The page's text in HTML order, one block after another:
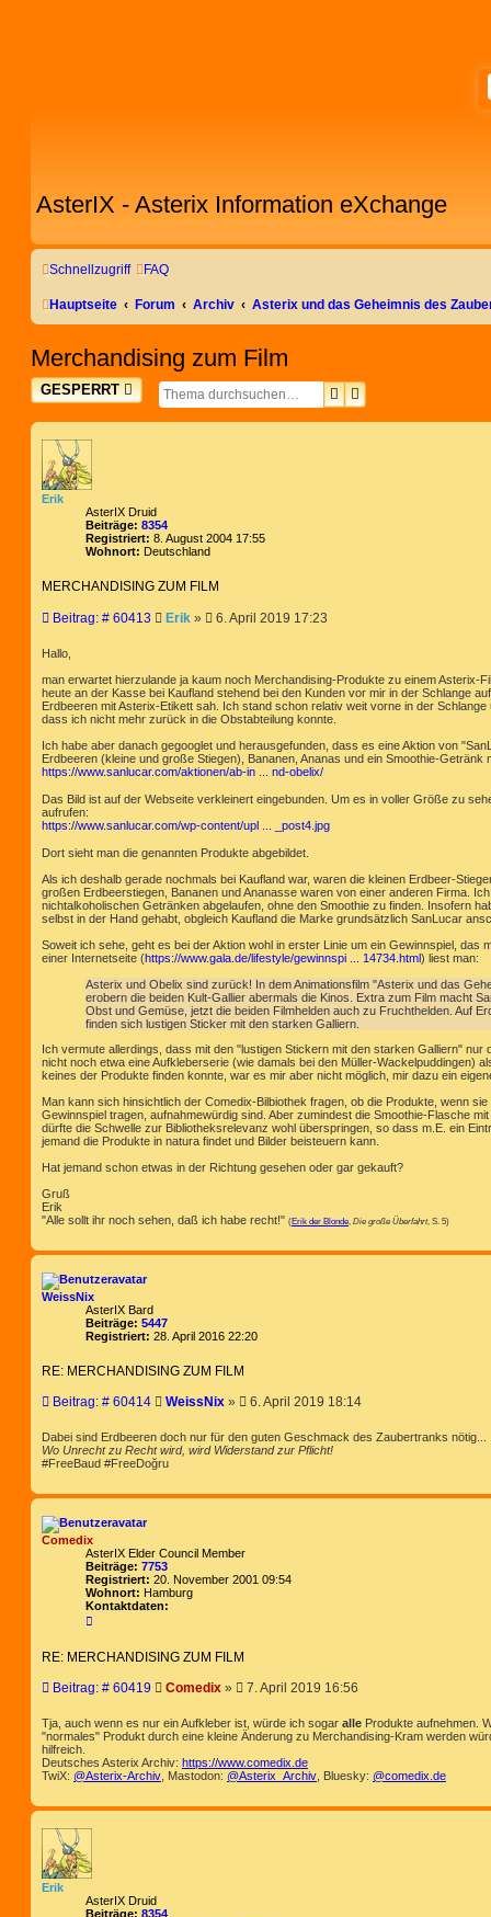
AsterIX - Asterix Information eXchange
Schnellzugriff FAQ
Hauptseite Forum Archiv Asterix und das Geheimnis des
Merchandising zum Film
GESPERRT SUCHEERWEITERTE
Erik
AsterIX Druid
Beiträge: 8354
Registriert: 8. August 2004 17:55
Wohnort: Deutschland
MERCHANDISING ZUM FILM
Beitrag: # 60413B
r
a
g
Erik » 6. April 2019 17:23
Hallo,
man erwartet hierzulande ja kaum noch Merchandising-Produkte zu einem Asterix-
heute an der Kasse bei Kaufland stehend bei den Kunden vor mir in der Schlange
Erdbeeren mit Asterix-Etikett sah. Ich stand schon relativ weit vorne in der
dass ich nicht mehr zurück in die Obstabteilung konnte.
Ich habe aber danach gegooglet und herausgefunden, dass es eine Aktion von
Erdbeeren (kleine und große Stiegen), Bananen, Ananas und ein Smoothie-Getränk
https://www.sanlucar.com/aktionen/ab-in ... nd-obelix/
Das Bild ist auf der Webseite verkleinert eingebunden. Um es in voller Größe zu
aufrufen:
https://www.sanlucar.com/wp-content/upl ... _post4.jpg
Dort sieht man die genannten Produkte abgebildet.
Als ich deshalb gerade nochmals bei Kaufland war, waren die kleinen Erdbeer-
großen Erdbeerstiegen, Bananen und Ananasse waren von einer anderen Firma.
nichtalkoholischen Getränken abgelaufen, ohne den Smoothie zu finden. Insofern
selbst in der Hand gehabt, obgleich Kaufland die Marke grundsätzlich SanLucar
Soweit ich sehe, geht es bei der Aktion wohl in erster Linie um ein Gewinnspiel, das
einer Internetseite (https://www.gala.de/lifestyle/gewinnspi ... 14734.html) liest man:
Asterix und Obelix sind zurück! In dem Animationsfilm "Asterix und das
erobern die beiden Kult-Gallier abermals die Kinos. Extra zum Film macht
Obst und Gemüse, jetzt die beiden Filmhelden auch zu Fruchthelden. Auf
finden sich lustigen Sticker mit den starken Galliern.
Ich vermute allerdings, dass mit den "lustigen Stickern mit den starken Galliern" nur
nicht noch etwa eine Aufkleberserie (wie damals bei den Müller-Wackelpuddingen)
keines der Produkte finden konnte, war es mir aber nicht möglich, mir dazu ein
Man kann sich hinsichtlich der Comedix-Bilbiothek fragen, ob die Produkte, wenn
Gewinnspiel tragen, aufnahmewürdig sind. Aber zumindest die Smoothie-Flasche
dürfte die Schwelle zur Bibliotheksrelevanz wohl überspringen, so dass m.E. ein
jemand die Produkte in natura findet und Bilder beisteuern kann.
Hat jemand schon etwas in der Richtung gesehen oder gar gekauft?
Gruß
Erik
"Alle sollt ihr noch sehen, daß ich habe recht!" (Erik der Blonde Die große Überfahrt, S. 5)
WeissNix
AsterIX Bard
Beiträge: 5447
Registriert: 28. April 2016 22:20
RE: MERCHANDISING ZUM FILM
Beitrag: # 60414B
i
t
r
g
WeissNix » 6. April 2019 18:14
Dabei sind Erdbeeren doch nur für den guten Geschmack des Zaubertranks nötig...
Wo Unrecht zu Recht wird, wird Widerstand zur Pflicht!
#FreeBaud #FreeDoğru
Comedix
AsterIX Elder Council Member
Beiträge: 7753
Registriert: 20. November 2001 09:54
Wohnort: Hamburg
Kontaktdaten:
t
k
t
a
t
n
v
C
RE: MERCHANDISING ZUM FILM
Beitrag: # 60419B
i
t
a
g
Comedix » 7. April 2019 16:56
Tja, auch wenn es nur ein Aufkleber ist, würde ich sogar alle Produkte aufnehmen.
"normales" Produkt durch eine kleine Änderung zu Merchandising-Kram werden
hilfreich.
Deutsches Asterix Archiv: https://www.comedix.de
TwiX: @Asterix-Archiv , Mastodon: @Asterix_Archiv , Bluesky: @comedix.de
Erik
AsterIX Druid
Beiträge: 8354